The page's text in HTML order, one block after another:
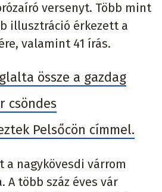
versenyt. Több mint
illusztráció érkezett a
valamint 41 írás.
össze a gazdag
csöndes
Pelsőcön címmel.
a nagykövesdi várrom
A több száz éves vár